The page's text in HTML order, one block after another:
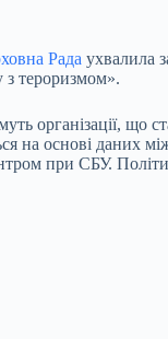
Рада ухвалила
з тероризмом».
організації, що
на основі даних
при СБУ.